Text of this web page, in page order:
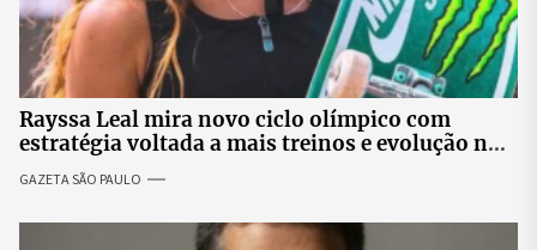
Rayssa Leal mira novo ciclo olímpico com
estratégia voltada a mais treinos e evolução no
GAZETA SÃO PAULO